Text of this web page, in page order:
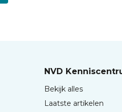
NVD
Bekijk alles
Laatste artikelen